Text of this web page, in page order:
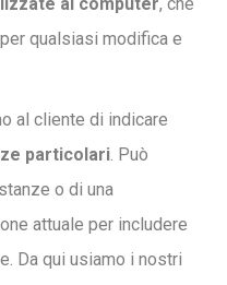
qualsiasi modifica e
al cliente di indicare
particolari. Può
o di una
attuale per includere
Da qui usiamo i nostri